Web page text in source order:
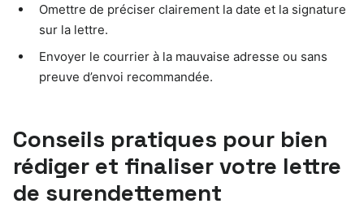
Omettre de préciser clairement la date et la signature
sur la lettre.
Envoyer le courrier à la mauvaise adresse ou sans
preuve d’envoi recommandée.
Conseils pratiques pour bien
rédiger et finaliser votre lettre
de surendettement